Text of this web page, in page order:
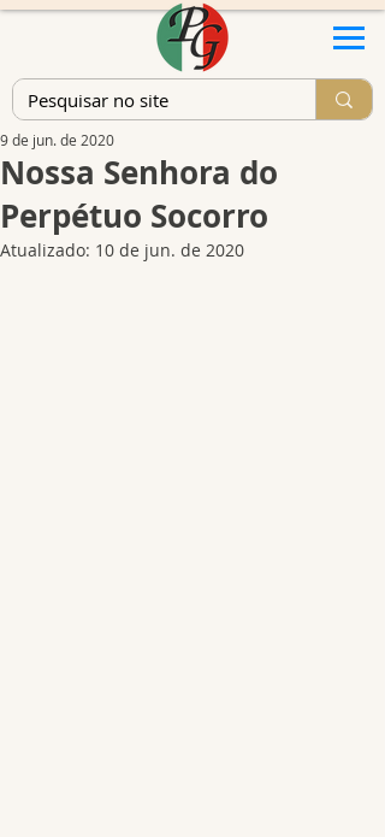
Nossa Senhora do
Perpétuo Socorro
9 de jun. de 2020
Atualizado: 10 de jun. de 2020